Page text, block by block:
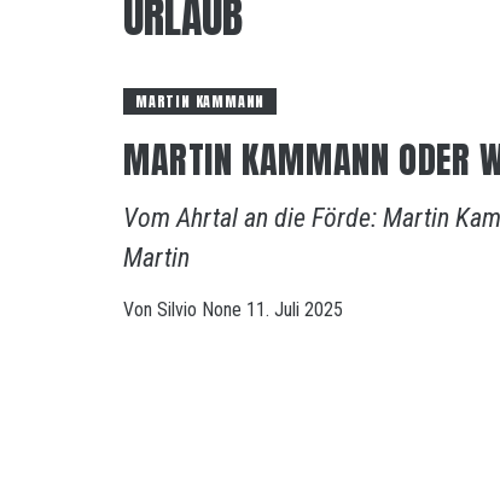
URLAUB
MARTIN KAMMANN
MARTIN KAMMANN ODER
Vom Ahrtal an die Förde: Martin
Martin
Von Silvio None 11. Juli 2025